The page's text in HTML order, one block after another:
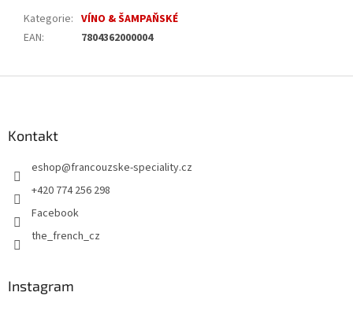
Kategorie: VÍNO & ŠAMPAŇSKÉ
EAN: 7804362000004
Kontakt
eshop@francouzske-speciality.cz
+420 774 256 298
Facebook
the_french_cz
Instagram